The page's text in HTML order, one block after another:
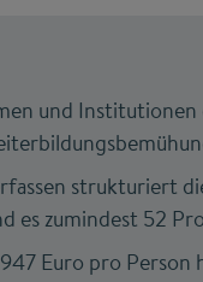
und
strukturiert
es zumindest 52
Euro pro Person